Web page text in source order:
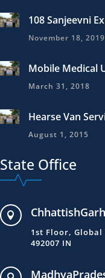
108 Sanjeevni
November 18, 2019
Mobile Medical
March 31, 2018
Hearse Van
August 1, 2015
State Office
 ChhattishGarh
1st Floor,
492007 IN